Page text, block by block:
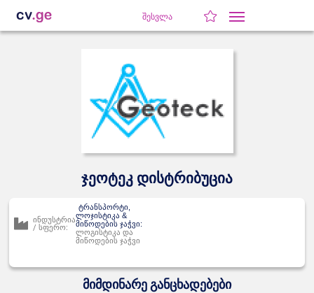
შესვლა
ჯეოტეკ დისტრიბუცია
ინდუსტრია
/ სფერო:
ტრანსპორტი,
ლოჯისტიკა &
მიწოდების ჯაჭვი:
ლოგისტიკა და
მიწოდების ჯაჭვი
მიმდინარე განცხადებები